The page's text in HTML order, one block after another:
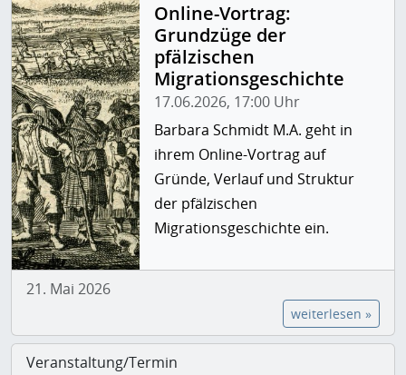
Online-Vortrag:
Grundzüge der
pfälzischen
Migrationsgeschichte
17.06.2026, 17:00 Uhr
Barbara Schmidt M.A. geht in
ihrem Online-Vortrag auf
Gründe, Verlauf und Struktur
der pfälzischen
Migrationsgeschichte ein.
21. Mai 2026
weiterlesen »
Veranstaltung/Termin